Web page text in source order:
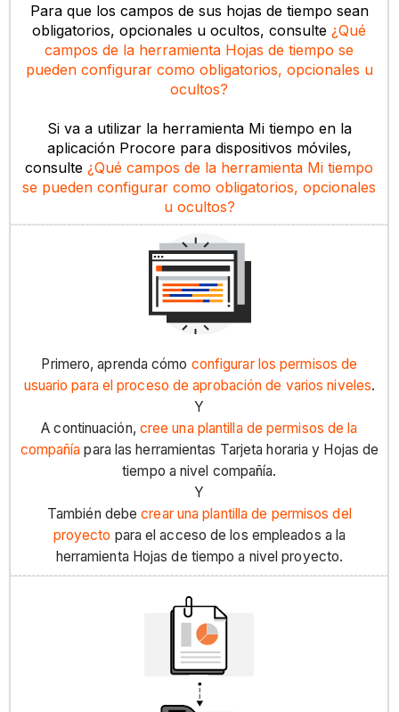
Para que los campos de sus hojas de tiempo sean
obligatorios, opcionales u ocultos, consulte ¿Qué
campos de la herramienta Hojas de tiempo se
pueden configurar como obligatorios, opcionales u
ocultos?
Si va a utilizar la herramienta Mi tiempo en la
aplicación Procore para dispositivos móviles,
consulte ¿Qué campos de la herramienta Mi tiempo
se pueden configurar como obligatorios, opcionales
u ocultos?
Primero, aprenda cómo configurar los permisos de
usuario para el proceso de aprobación de varios niveles.
Y
A continuación, cree una plantilla de permisos de la
compañía para las herramientas Tarjeta horaria y Hojas de
tiempo a nivel compañía.
Y
También debecrear una plantilla de permisos del
proyecto para el acceso de los empleados a la
herramienta Hojas de tiempo a nivel proyecto.